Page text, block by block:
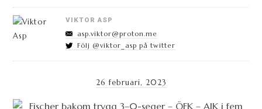
VIKTOR ASP
asp.viktor@proton.me
Följ @viktor_asp på twitter
26 februari, 2023